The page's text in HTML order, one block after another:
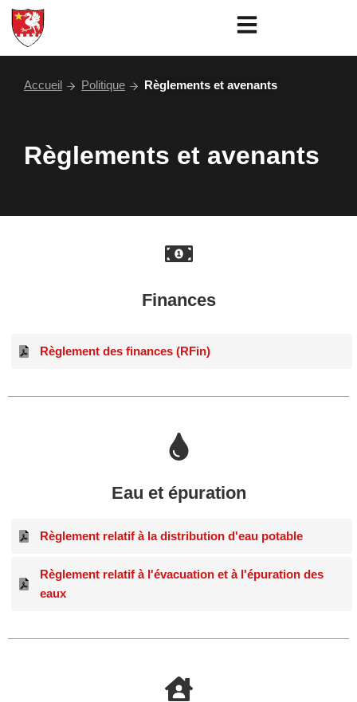
Aller
au
contenu
Accueil Politique Règlements et avenants
Règlements et avenants
Finances
Règlement des finances (RFin)
Eau et épuration
Règlement relatif à la distribution d'eau potable
Règlement relatif à l'évacuation et à l'épuration des
eaux